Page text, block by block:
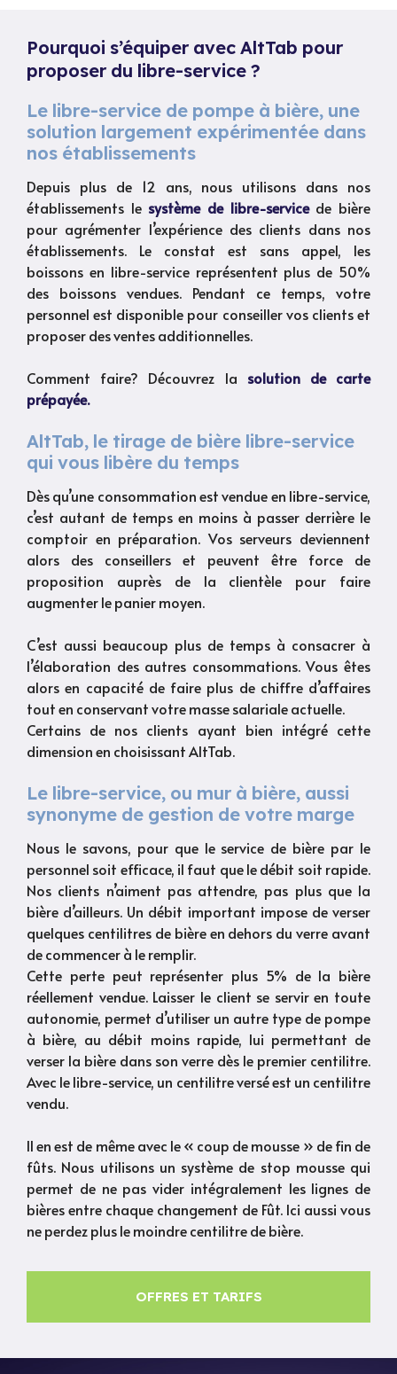
Pourquoi s’équiper avec AltTab pour
proposer du libre-service ?
Le libre-service de pompe à bière, une
solution largement expérimentée dans
nos établissements
Depuis plus de 12 ans, nous utilisons dans nos
établissements le système de libre-servicede bière
pour agrémenter l’expérience des clients dans nos
établissements. Le constat est sans appel, les
boissons en libre-service représentent plus de 50%
des boissons vendues. Pendant ce temps, votre
personnel est disponible pour conseiller vos clients et
proposer des ventes additionnelles.
Comment faire? Découvrez la solution de carte
prépayée.
AltTab, le tirage de bière libre-service
qui vous libère du temps
Dès qu’une consommation est vendue en libre-service,
c’est autant de temps en moins à passer derrière le
comptoir en préparation. Vos serveurs deviennent
alors des conseillers et peuvent être force de
proposition auprès de la clientèle pour faire
augmenter le panier moyen.
C’est aussi beaucoup plus de temps à consacrer à
l’élaboration des autres consommations. Vous êtes
alors en capacité de faire plus de chiffre d’affaires
tout en conservant votre masse salariale actuelle.
Certains de nos clients ayant bien intégré cette
dimension en choisissant AltTab.
Le libre-service, ou mur à bière, aussi
synonyme de gestion de votre marge
Nous le savons, pour que le service de bière par le
personnel soit efficace, il faut que le débit soit rapide.
Nos clients n’aiment pas attendre, pas plus que la
bière d’ailleurs. Un débit important impose de verser
quelques centilitres de bière en dehors du verre avant
de commencer à le remplir.
Cette perte peut représenter plus 5% de la bière
réellement vendue. Laisser le client se servir en toute
autonomie, permet d’utiliser un autre type de pompe
à bière, au débit moins rapide, lui permettant de
verser la bière dans son verre dès le premier centilitre.
Avec le libre-service, un centilitre versé est un centilitre
vendu.
Il en est de même avec le « coup de mousse » de fin de
fûts. Nous utilisons un système de stop mousse qui
permet de ne pas vider intégralement les lignes de
bières entre chaque changement de Fût. Ici aussi vous
ne perdez plus le moindre centilitre de bière.
OFFRES ET TARIFS